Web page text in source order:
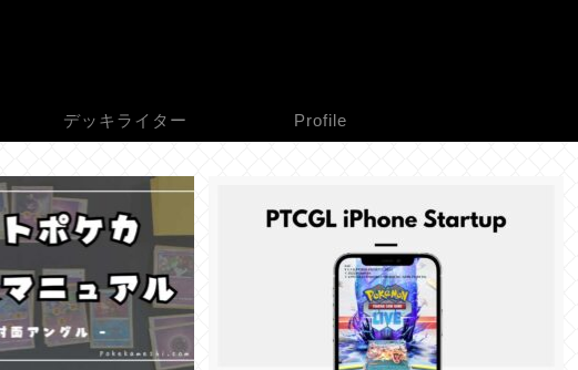
デッキライター Profile